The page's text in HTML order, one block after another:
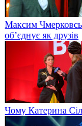
Максим
об’єднує як друзів
Чому Катерина